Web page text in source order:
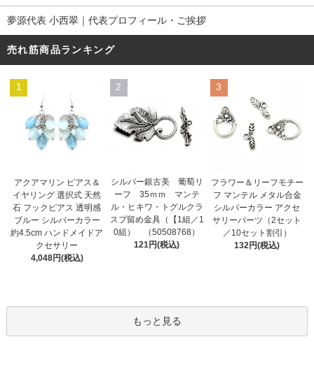
夢源代表 小西翠｜代表プロフィール・ご挨拶
売れ筋商品ランキング
1
アクアマリン ピアス＆
イヤリング 選択式 天然
石 フックピアス 透明感
ブルー シルバーカラー
約4.5cm ハンドメイドア
クセサリー
4,048円(税込)
2
シルバー銀古美 葡萄リ
ーフ 35ｍｍ マンテ
ル・ヒキワ・トグルクラ
スプ留め金具（【1組／1
0組） （50508768）
121円(税込)
3
フラワー＆リーフモチー
フ マンテル メタル合金
シルバーカラー アクセ
サリーパーツ（2セット
／10セット割引）
132円(税込)
もっと見る